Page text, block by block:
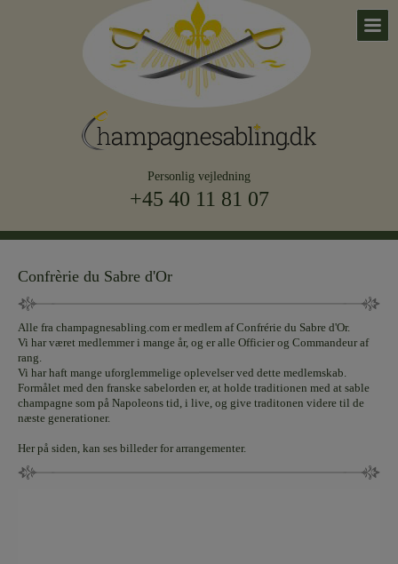
Personlig vejledning
+45 40 11 81 07
Confrèrie du Sabre d'Or
Alle fra champagnesabling.com er medlem af Confrérie du Sabre d'Or.
Vi har været medlemmer i mange år, og er alle Officier og Commandeur af
rang.
Vi har haft mange uforglemmelige oplevelser ved dette medlemskab.
Formålet med den franske sabelorden er, at holde traditionen med at sable
champagne som på Napoleons tid, i live, og give traditonen videre til de
næste generationer.
Her på siden, kan ses billeder for arrangementer.